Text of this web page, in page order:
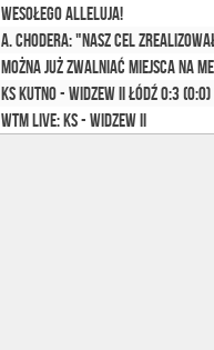
Wesołego Alleluja!
A. Chodera: "Nasz cel
Można już zwalniać miejsca na
KS Kutno - Widzew II Łódź 0:3 (0:0)
WTM Live: KS - Widzew II